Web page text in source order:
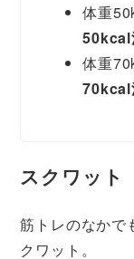
体重
50kcal
体重
70kcal
スクワット
筋トレのなかで
クワット。